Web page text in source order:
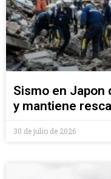
Sismo en Japon
y mantiene
30 de julio de 2026